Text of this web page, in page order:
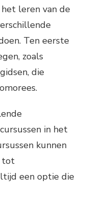
leren van de
Ten eerste
zoals
die
in het
kunnen
tot
een optie die